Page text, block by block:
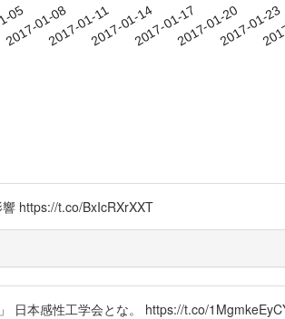
05
2017-01-082017-01-112017-01-142017-01-172017-01-202017-01-23
https://t.co/BxIcRXrXXT
日本感性工学会とな。 https://t.co/